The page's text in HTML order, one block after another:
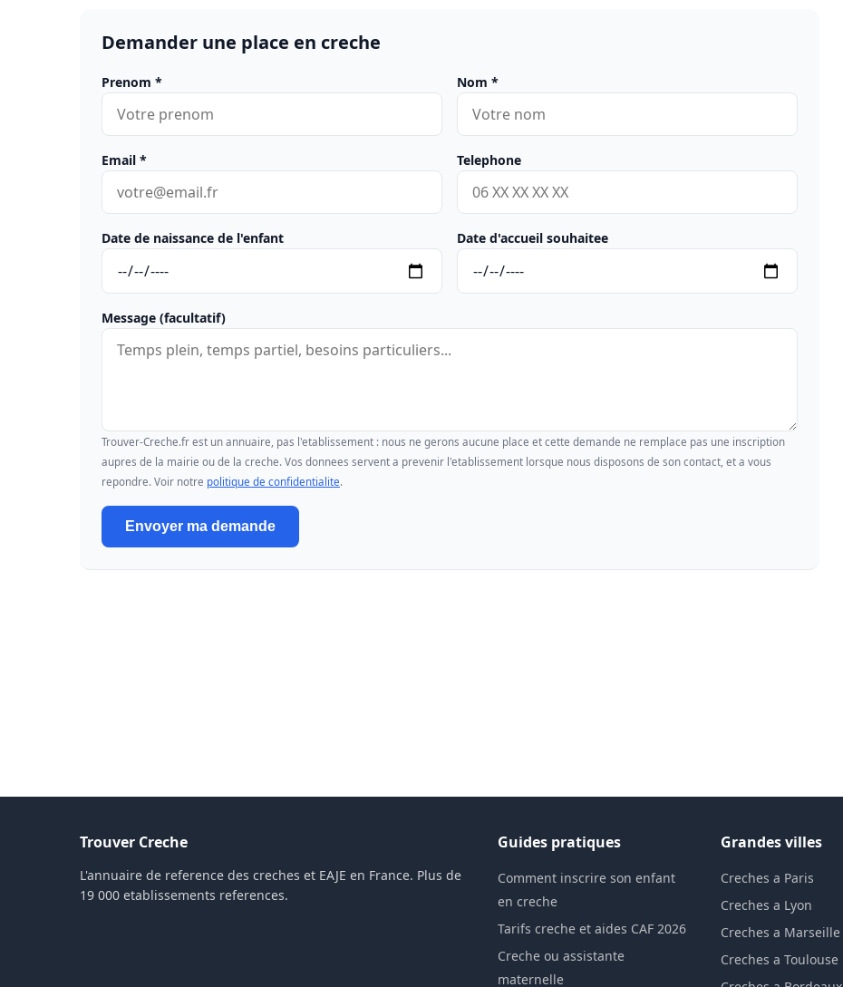
Demander une place en creche
Prenom * Nom *
Email * Telephone
Date de naissance de l'enfant Date d'accueil souhaitee
Message (facultatif)
Trouver-Creche.fr est un annuaire, pas l'etablissement : nous ne gerons aucune place et cette demande ne remplace pas une inscription
aupres de la mairie ou de la creche. Vos donnees servent a prevenir l'etablissement lorsque nous disposons de son contact, et a vous
repondre. Voir notre politique de confidentialite.
Envoyer ma demande
Trouver Creche
L'annuaire de reference des creches et EAJE en France. Plus de
19 000 etablissements references.
Guides pratiques
Comment inscrire son enfant
en creche
Tarifs creche et aides CAF 2026
Creche ou assistante
maternelle
Grandes villes
Creches a Paris
Creches a Lyon
Creches a Marseille
Creches a Toulouse